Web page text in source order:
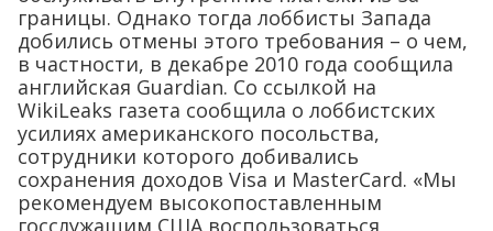
границы. Однако тогда лоббисты Запада
добились отмены этого требования – о чем,
в частности, в декабре 2010 года сообщила
английская Guardian. Со ссылкой на
WikiLeaks газета сообщила о лоббистских
усилиях американского посольства,
сотрудники которого добивались
сохранения доходов Visa и MasterCard. «Мы
рекомендуем высокопоставленным
госслужащим США воспользоваться